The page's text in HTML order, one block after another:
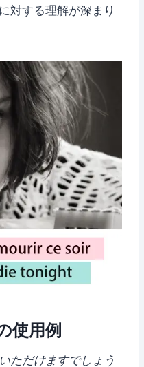
対する理解が深まり
使用例
ただけますでしょう